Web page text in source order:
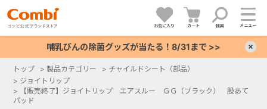
お気に入り カート 検索 メニュー
哺乳びんの除菌グッズが当たる！8/31まで >>
トップ > 製品カテゴリー > チャイルドシート（部品）
> ジョイトリップ
>
【販売終了】ジョイトリップ エアスルー ＧＧ（ブラック） 股あて
パッド